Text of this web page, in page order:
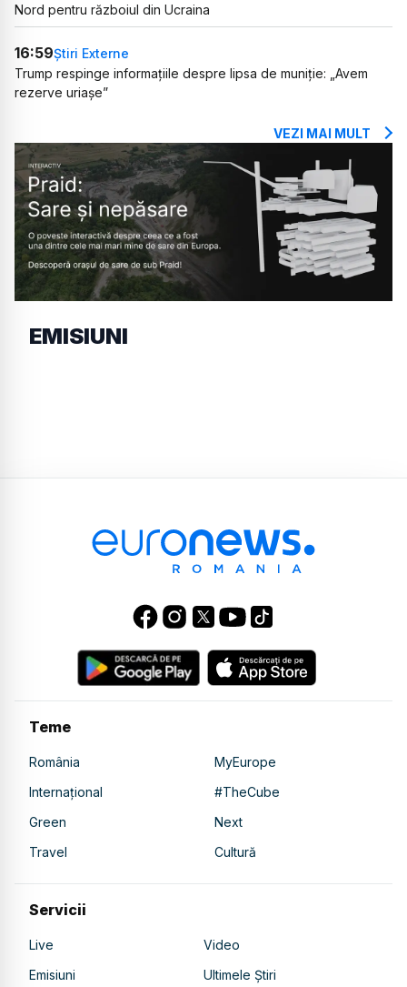
Nord pentru războiul din Ucraina
16:59Știri Externe
Trump respinge informațiile despre lipsa de muniție: „Avem
rezerve uriașe”
VEZI MAI MULT
EMISIUNI
Teme
România
MyEurope
Internațional
#TheCube
Green
Next
Travel
Cultură
Servicii
Live
Video
Emisiuni
Ultimele Știri